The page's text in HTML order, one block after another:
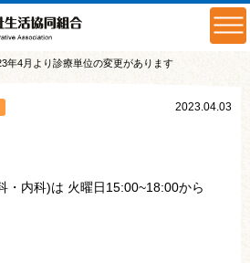
年4月より診療単位の変更があります
2023.04.03
・内科)は 火曜日15:00~18:00から